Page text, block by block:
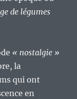
de légumes
« nostalgie »
la
qui ont
en